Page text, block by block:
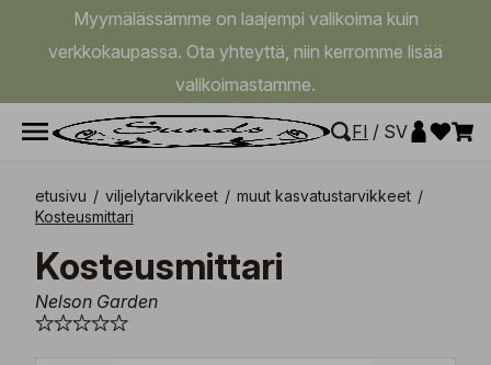
Myymälässämme on laajempi valikoima kuin
verkkokaupassa. Ota yhteyttä, niin kerromme lisää
valikoimastamme.
FI / SV
etusivu / viljelytarvikkeet / muut kasvatustarvikkeet /
Kosteusmittari
Kosteusmittari
Nelson Garden